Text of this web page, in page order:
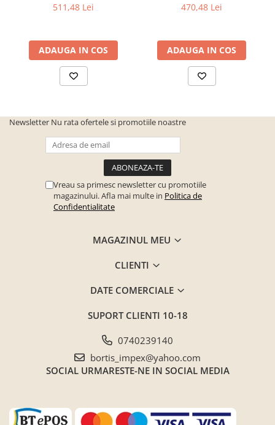
Canapele birou
Dulapuri birou/bibliorafturi
Scaune Birou
Scaune conferinta-vizitator
Seturi mobilier birou complet
Birouri camera copilului
Canapele copii
Mobilier Gradina
Banci gradina si terasa
Scaune de gradina
511,48 Lei
ADAUGA IN COS
470,48 Lei
ADAUGA IN COS
Newsletter Nu rata ofertele si promotiile noastre
Vreau sa primesc newsletter cu promotiile
magazinului. Afla mai multe in Politica de
Confidentialitate
MAGAZINUL MEU
CLIENTI
DATE COMERCIALE
SUPORT CLIENTI 10-18
0740239140
bortis_impex@yahoo.com
SOCIAL URMARESTE-NE IN SOCIAL MEDIA